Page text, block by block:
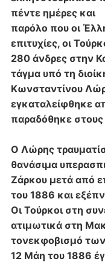
πέντε ημέρες και
παρόλο που οι
επιτυχίες, οι
280 άνδρες στην
τάγμα υπό τη
Κωνσταντίνου
εγκαταλείφθηκε
παραδόθηκε
Ο Λώρης
θανάσιμα
Ζάρκου μετά από
του 1886 και
Οι Τούρκοι στη
ατιμωτικά στη
τονεκφοβισμό
12 Μάη του 1886